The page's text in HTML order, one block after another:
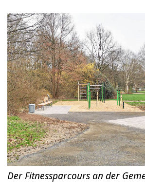
Der Fitnessparcours an der